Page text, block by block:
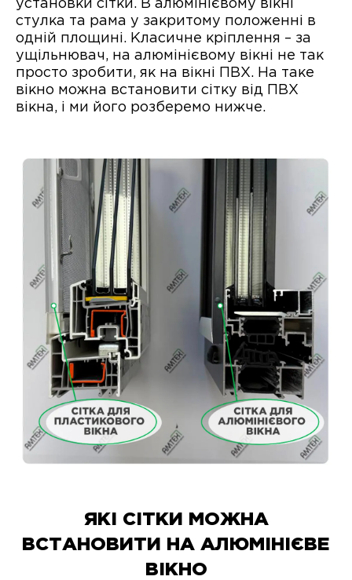
установки сітки. В алюмінієвому вікні
стулка та рама у закритому положенні в
одній площині. Класичне кріплення – за
ущільнювач, на алюмінієвому вікні не так
просто зробити, як на вікні ПВХ. На таке
вікно можна встановити сітку від ПВХ
вікна, і ми його розберемо нижче.
ЯКІ СІТКИ МОЖНА
ВСТАНОВИТИ НА АЛЮМІНІЄВЕ
ВІКНО